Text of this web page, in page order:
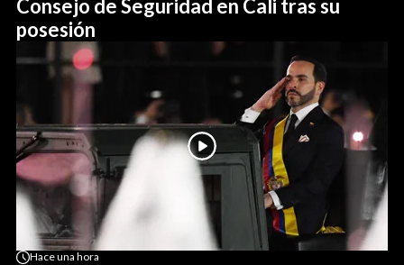
Consejo de Seguridad en Cali tras su
posesión
Haceuna hora